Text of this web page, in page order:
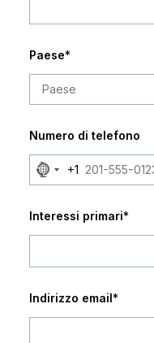
Paese*
Numero di telefono
No
country
+1
Interessi primari*
Indirizzo email*